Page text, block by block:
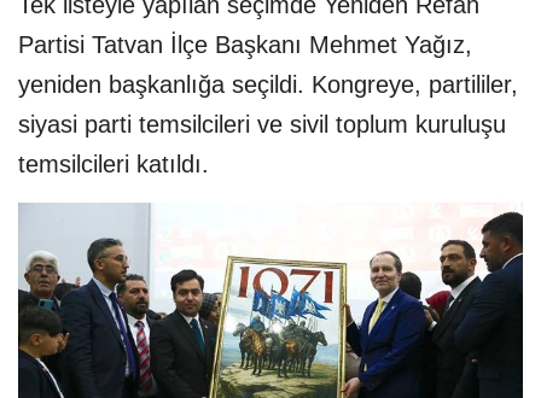
Partisi Tatvan İlçe Başkanı Mehmet Yağız,
yeniden başkanlığa seçildi. Kongreye, partililer,
siyasi parti temsilcileri ve sivil toplum kuruluşu
temsilcileri katıldı.